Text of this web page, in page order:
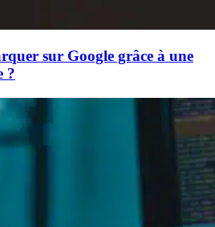
sur Google grâce à une
?